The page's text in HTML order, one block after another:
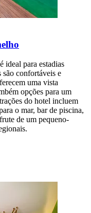
ideal para estadias
são confortáveis e
uma vista
opções para um
do hotel incluem
o mar, bar de piscina,
de um pequeno-